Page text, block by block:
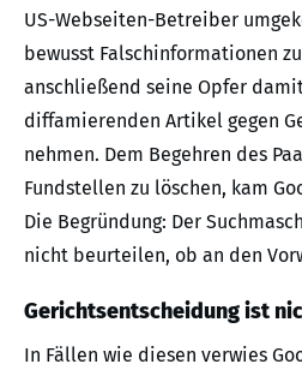
US-Webseiten-Betreiber
bewusst Falschinformationen
anschließend seine Opfer
diffamierenden Artikel gegen
nehmen. Dem Begehren des
Fundstellen zu löschen, kam
Die Begründung: Der
nicht beurteilen, ob an den
Gerichtsentscheidung ist
In Fällen wie diesen verwies